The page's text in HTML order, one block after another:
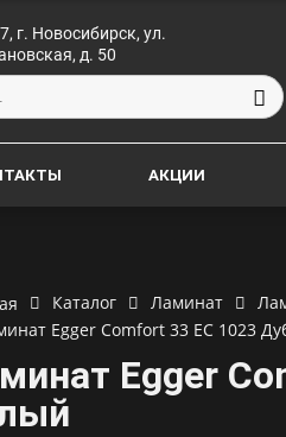
г. Новосибирск, ул.
д. 50
АКЦИИ
Каталог Ламинат
Egger Comfort 33 EC 1023
Egger